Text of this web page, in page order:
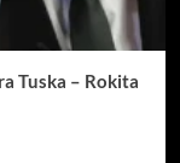
Tuska – Rokita